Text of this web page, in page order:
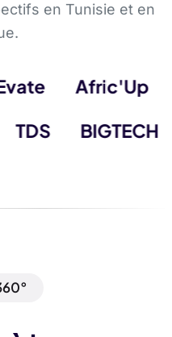
en Tunisie et en
Afric'Up
TDS